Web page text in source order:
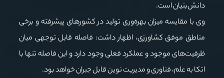
دانش‌بنیان است.
وی با مقایسه میزان بهره‌وری تولید در کشورهای پیشرفته و برخی
مناطق موفق کشاورزی، اظهار داشت: فاصله قابل توجهی میان
ظرفیت‌های موجود و عملکرد فعلی وجود دارد و این فاصله تنها با
اتکا به علم، فناوری و مدیریت نوین قابل جبران خواهد بود.